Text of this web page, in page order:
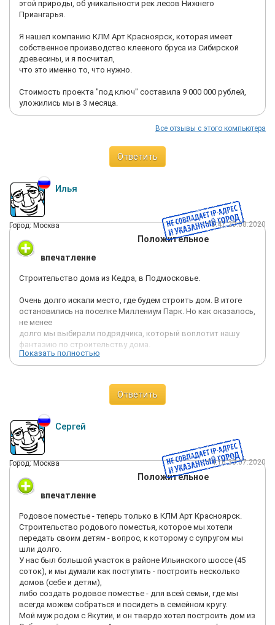
этой природы, об уникальности рек лесов Нижнего
Приангарья.
Я нашел компанию КЛМ Арт Красноярск, которая имеет
собственное производство клееного бруса из Сибирской
древесины, и я посчитал,
что это именно то, что нужно.
Стоимость проекта "под ключ" составила 9 000 000 рублей,
уложились мы в 3 месяца.
Все отзывы с этого компьютера
Ответить
Илья
Город: Москва 15:47 20.08.2020
Положительное
впечатление
Строительство дома из Кедра, в Подмосковье.
Очень долго искали место, где будем строить дом. В итоге
остановились на поселке Миллениум Парк. Но как оказалось,
не менее
долго мы выбирали подрядчика, который воплотит нашу
фантазию по строительству дома.
Нашей задачей было строительство деревянного дома, так
под навесом. Кто-то из подрядчиков не был готов браться за
так
доверить не известно кому сумму около 15 млн рублей не
хочется.
После долгих выборов, мы остановились на компании КЛМ
Арт Красноярск. Одним из ключевых факторов стало их
портфолио и
собственная производственная база с лесозаготовкой. То
есть мы были уверены, что нам поставят материал и
месте.
Сам процесс пошел очень приятно для нас, строительство
далось легко и быстро. Отдельно хотелось бы отметить Анну
Валерьевну,
подсказывавшую нам на каждом этапе и человека, который
не просто курировал нас, а стал нашим другом.
Будем смело рекомендовать Вас!
Показать полностью
Ответить
Сергей
Город: Москва 14:16 30.07.2020
Положительное
впечатление
Родовое поместье - теперь только в КЛМ Арт Красноярск.
Строительство родового поместья, которое мы хотели
передать своим детям - вопрос, к которому с супругом мы
шли долго.
У нас был большой участок в районе Ильинского шоссе (45
соток), и мы думали как поступить - построить несколько
домов (себе и детям),
либо создать родовое поместье - для всей семьи, где мы
всегда можем собраться и посидеть в семейном кругу.
Мой муж родом с Якутии, и он твердо хотел построить дом из